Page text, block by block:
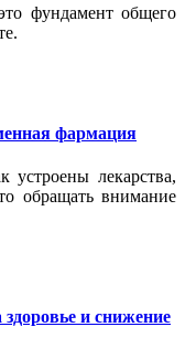
фундамент общего
фармация
устроены лекарства,
обращать внимание
и снижение